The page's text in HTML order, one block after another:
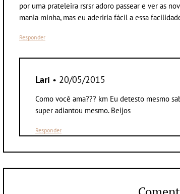
por uma prateleira rsrsr adoro passear e ver as
mania minha, mas eu aderiria fácil a essa
Responder
Lari • 20/05/2015
Como você ama??? km Eu detesto mesmo
super adiantou mesmo. Beijos
Responder